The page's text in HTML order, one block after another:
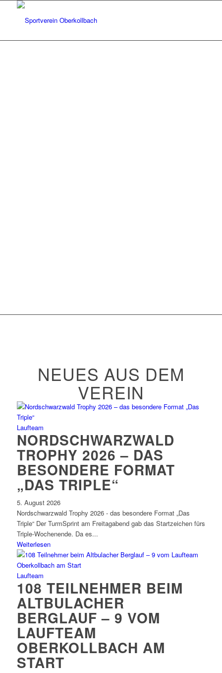
NEUES AUS DEM
VEREIN
Laufteam
NORDSCHWARZWALD
TROPHY 2026 – DAS
BESONDERE FORMAT
„DAS TRIPLE“
5. August 2026
Nordschwarzwald Trophy 2026 - das besondere Format „Das
Triple“ Der TurmSprint am Freitagabend gab das Startzeichen fürs
Triple‑Wochenende. Da es...
Weiterlesen
Laufteam
108 TEILNEHMER BEIM
ALTBULACHER
BERGLAUF – 9 VOM
LAUFTEAM
OBERKOLLBACH AM
START